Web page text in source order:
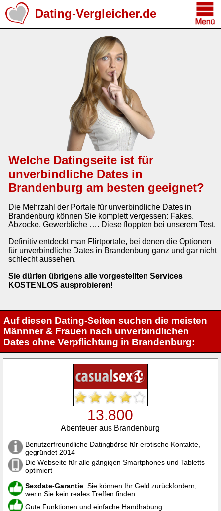
Dating-Vergleicher.de
Welche Datingseite ist für
unverbindliche Dates in
Brandenburg am besten geeignet?
Die Mehrzahl der Portale für unverbindliche Dates in
Brandenburg können Sie komplett vergessen: Fakes,
Abzocke, Gewerbliche …. Diese floppten bei unserem Test.
Definitiv entdeckt man Flirtportale, bei denen die Optionen
für unverbindliche Dates in Brandenburg ganz und gar nicht
schlecht aussehen.
Sie dürfen übrigens alle vorgestellten Services
KOSTENLOS ausprobieren!
Auf diesen Dating-Seiten suchen die meisten
Männner & Frauen nach unverbindlichen
Dates ohne Verpflichtung in Brandenburg:
13.800
Abenteuer aus Brandenburg
Benutzerfreundliche Datingbörse für erotische Kontakte,
gegründet 2014
Die Webseite für alle gängigen Smartphones und Tabletts
optimiert
Sexdate-Garantie: Sie können Ihr Geld zurückfordern,
wenn Sie kein reales Treffen finden.
Gute Funktionen und einfache Handhabung